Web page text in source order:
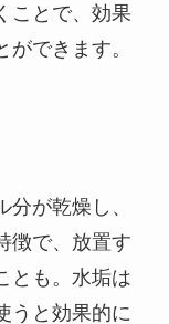
ことで、効果
できます。
が乾燥し、
徴で、放置す
とも。水垢は
うと効果的に